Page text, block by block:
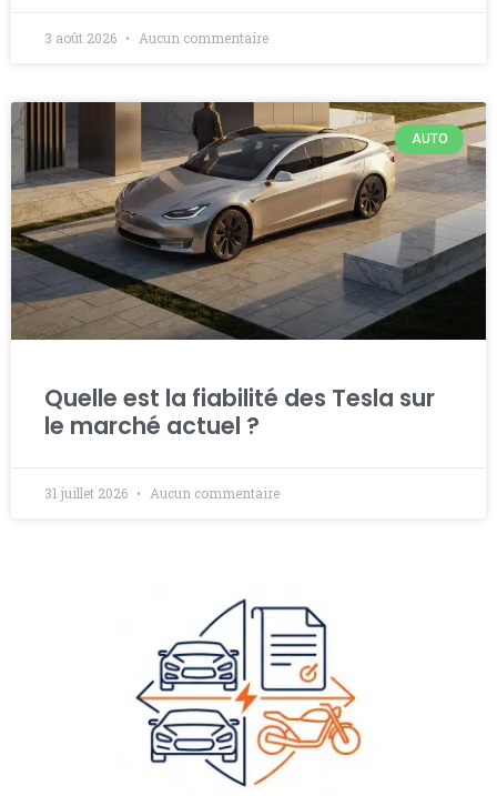
3 août 2026 Aucun commentaire
AUTO
Quelle est la fiabilité des Tesla sur
le marché actuel ?
31 juillet 2026 Aucun commentaire